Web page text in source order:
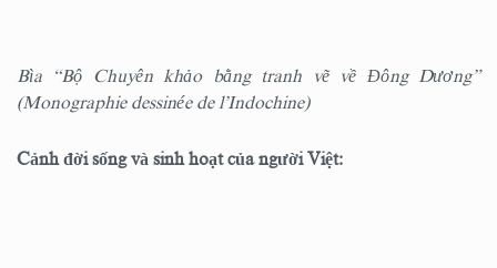
Bìa “Bộ Chuyên khảo bằng tranh vẽ về Đông Dương”
(Monographie dessinée de l’Indochine)
Cảnh đời sống và sinh hoạt của người Việt: